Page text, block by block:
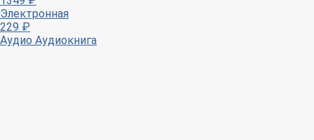
Электронная
229 ₽
Аудио Аудиокнига